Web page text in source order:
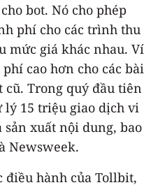
bot. Nó cho phép
phí cho các trình thu
mức giá khác nhau. Ví
cao hơn cho các bài
Trong quý đầu tiên
lý 15 triệu giao dịch vi
sản xuất nội dung, bao
Newsweek.
điều hành của Tollbit,